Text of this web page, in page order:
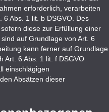
erforderlich, verarbeiten
Abs. 1 lit. b DSGVO. Des
diese zur Erfüllung einer
auf Grundlage von Art. 6
kann ferner auf Grundlage
Art. 6 Abs. 1 lit. f DSGVO
einschlägigen
Absätzen dieser